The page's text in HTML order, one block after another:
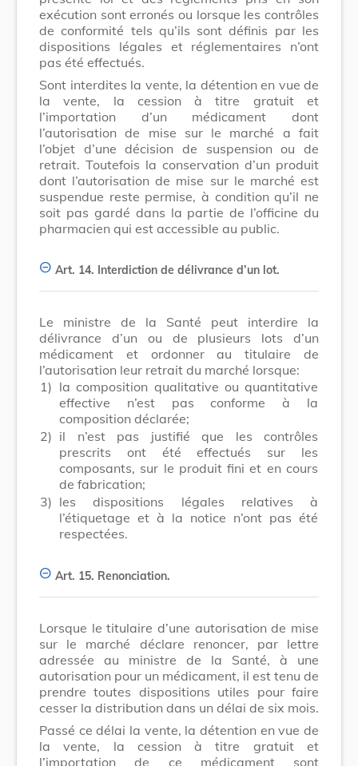
exécution sont erronés ou lorsque les contrôles
de conformité tels qu’ils sont définis par les
dispositions légales et réglementaires n’ont
pas été effectués.
Sont interdites la vente, la détention en vue de
la vente, la cession à titre gratuit et
l’importation d’un médicament dont
l’autorisation de mise sur le marché a fait
l’objet d’une décision de suspension ou de
retrait. Toutefois la conservation d’un produit
dont l’autorisation de mise sur le marché est
suspendue reste permise, à condition qu’il ne
soit pas gardé dans la partie de l’officine du
pharmacien qui est accessible au public.
Art. 14. Interdiction de délivrance d’un lot.
Le ministre de la Santé peut interdire la
délivrance d’un ou de plusieurs lots d’un
médicament et ordonner au titulaire de
l’autorisation leur retrait du marché lorsque:
1) la composition qualitative ou quantitative
effective n’est pas conforme à la
composition déclarée;
2) il n’est pas justifié que les contrôles
prescrits ont été effectués sur les
composants, sur le produit fini et en cours
de fabrication;
3) les dispositions légales relatives à
l’étiquetage et à la notice n’ont pas été
respectées.
Art. 15. Renonciation.
Lorsque le titulaire d’une autorisation de mise
sur le marché déclare renoncer, par lettre
adressée au ministre de la Santé, à une
autorisation pour un médicament, il est tenu de
prendre toutes dispositions utiles pour faire
cesser la distribution dans un délai de six mois.
Passé ce délai la vente, la détention en vue de
la vente, la cession à titre gratuit et
l’importation de ce médicament sont